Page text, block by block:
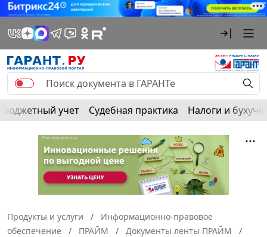
Бюджетный учет Судебная практика Налоги и
Продукты и услуги
Информационно-правовое
обеспечение
ПРАЙМ
Документы ленты ПРАЙМ